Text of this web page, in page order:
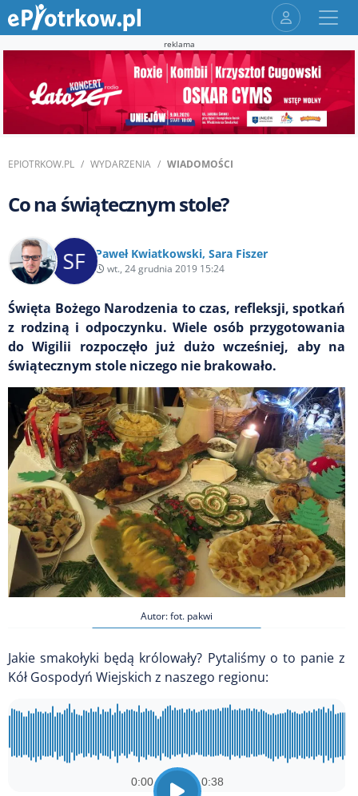
reklama
EPIOTRKOW.PL WYDARZENIA WIADOMOŚCI
Co na świątecznym stole?
Paweł Kwiatkowski, Sara Fiszer
wt., 24 grudnia 2019 15:24
Święta Bożego Narodzenia to czas, refleksji, spotkań
z rodziną i odpoczynku. Wiele osób przygotowania
do Wigilii rozpoczęło już dużo wcześniej, aby na
świątecznym stole niczego nie brakowało.
Autor: fot. pakwi
Jakie smakołyki będą królowały? Pytaliśmy o to panie z
Kół Gospodyń Wiejskich z naszego regionu: